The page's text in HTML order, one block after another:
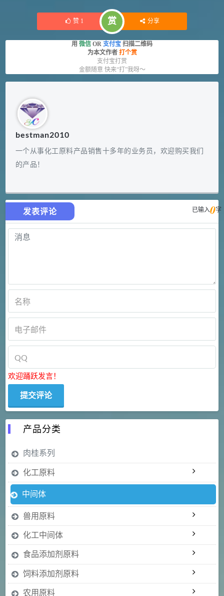
赞 1 赏 分享
用 微信 OR 支付宝 扫描二维码
为本文作者 打个赏
支付宝打赏
金额随意 快来“打”我呀～
bestman2010
一个从事化工原料产品销售十多年的业务员，欢迎购买我们
的产品！
发表评论 已输入0字
欢迎踊跃发言！
产品分类
肉桂系列
化工原料
中间体
兽用原料
化工中间体
食品添加剂原料
饲料添加剂原料
农用原料